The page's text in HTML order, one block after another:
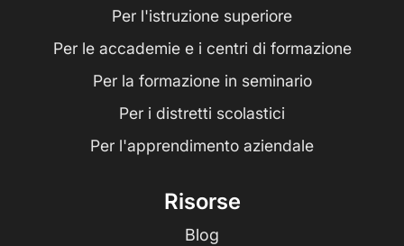
Per l'istruzione superiore
Per le accademie e i centri di formazione
Per la formazione in seminario
Per i distretti scolastici
Per l'apprendimento aziendale
Risorse
Blog